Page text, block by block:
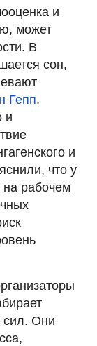
и
может
В
сон,
Гепп.
и
и
что у
рабочем
сил. Они